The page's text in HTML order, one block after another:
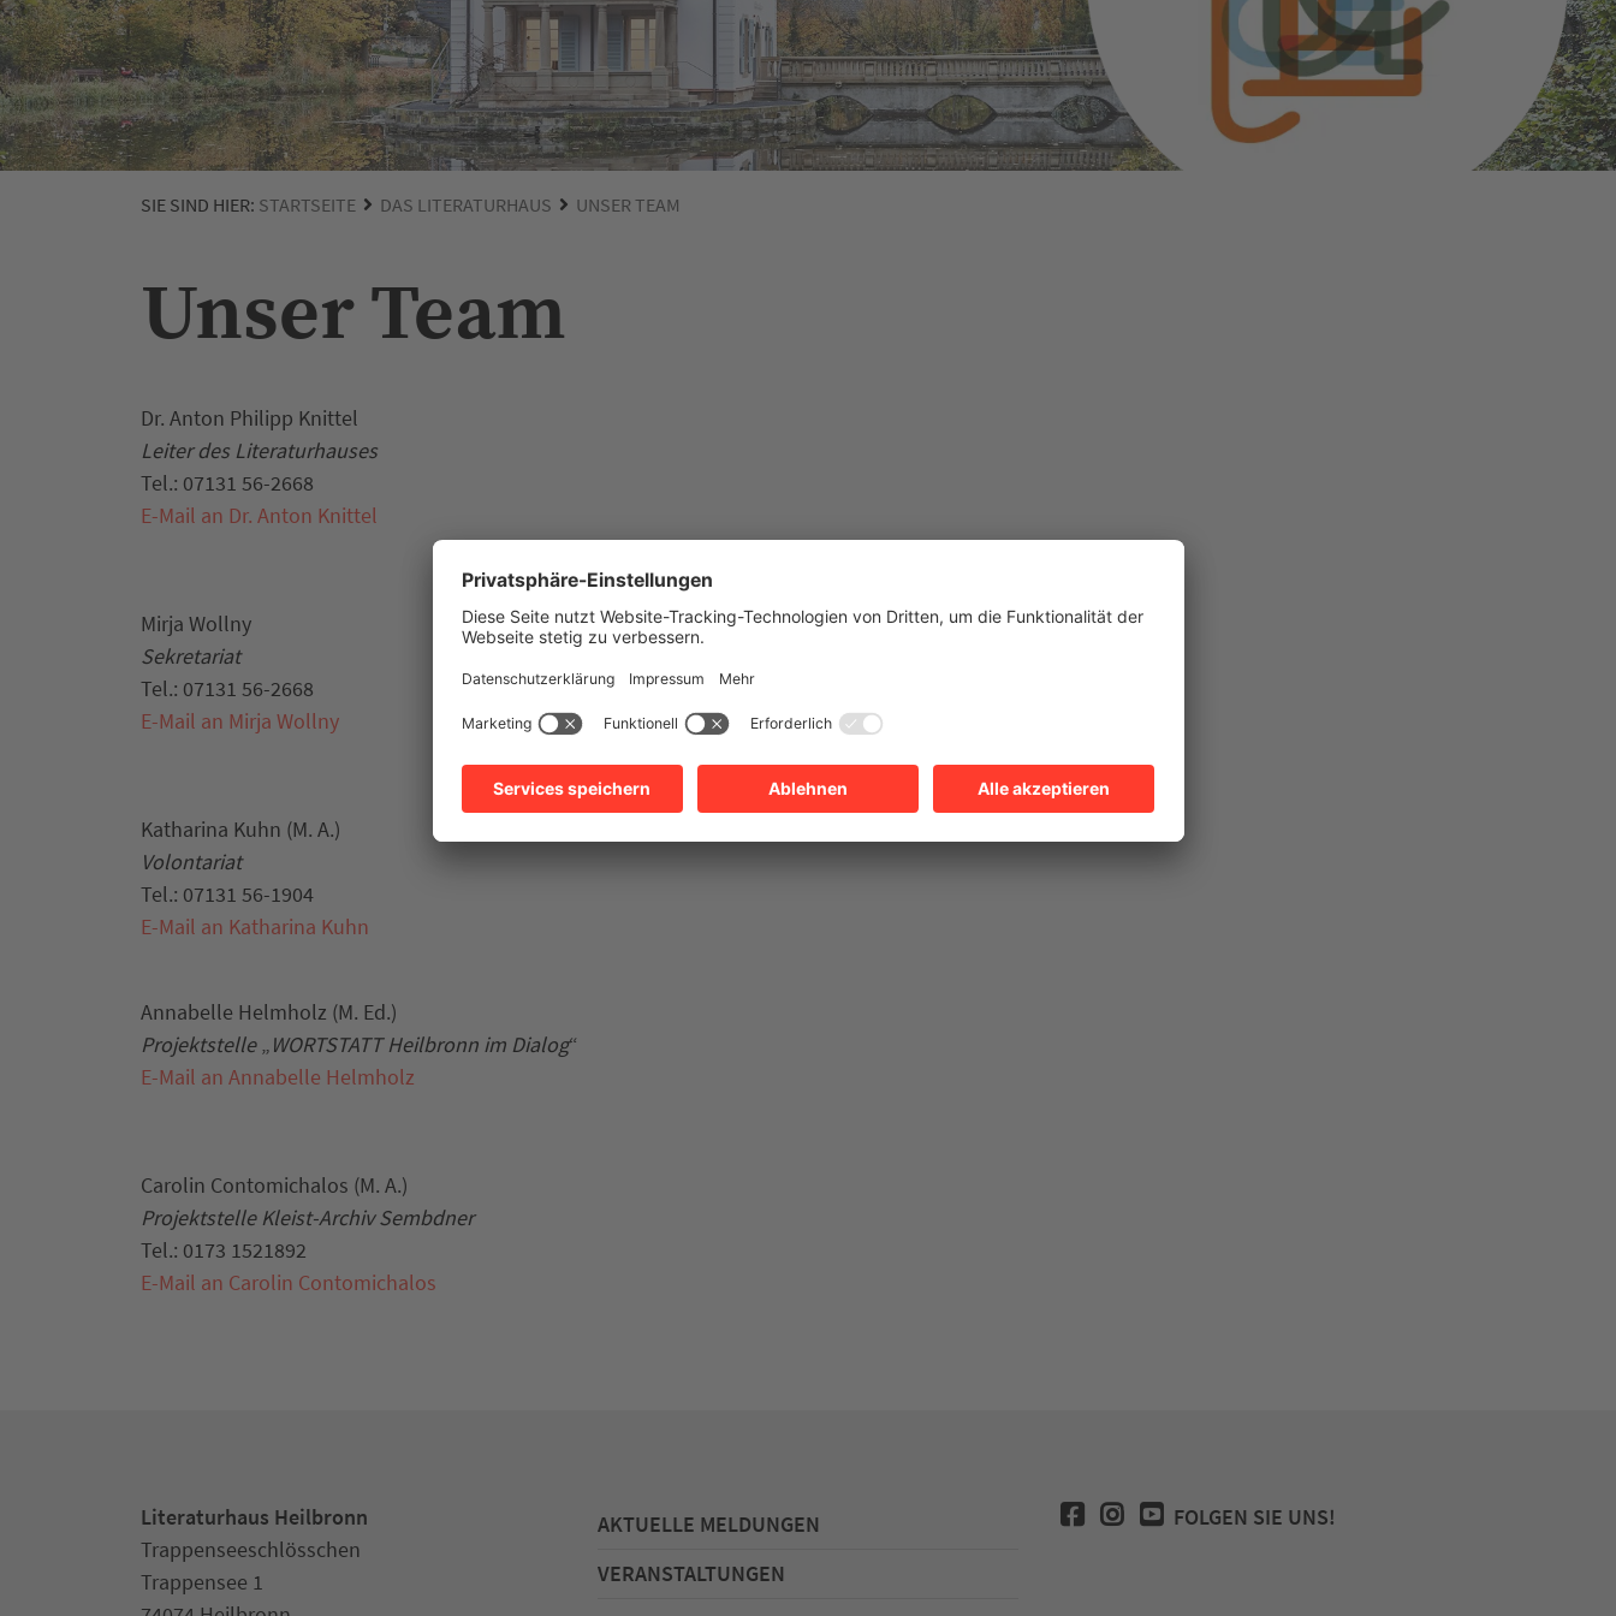
SIE SIND HIER: STARTSEITE DAS LITERATURHAUS UNSER TEAM
Unser Team
Dr. Anton Philipp Knittel
Leiter des Literaturhauses
Tel.: 07131 56-2668
E-Mail an Dr. Anton Knittel
Mirja Wollny
Sekretariat
Tel.: 07131 56-2668
E-Mail an Mirja Wollny
Katharina Kuhn (M. A.)
Volontariat
Tel.: 07131 56-1904
E-Mail an Katharina Kuhn
Annabelle Helmholz (M. Ed.)
Projektstelle„WORTSTATT Heilbronn im Dialog“
E-Mail an Annabelle Helmholz
Carolin Contomichalos (M. A.)
Projektstelle Kleist-Archiv Sembdner
Tel.: 0173 1521892
E-Mail an Carolin Contomichalos
Literaturhaus Heilbronn
Trappenseeschlösschen
Trappensee 1
AKTUELLE MELDUNGEN
VERANSTALTUNGEN
FOLGEN SIE UNS!